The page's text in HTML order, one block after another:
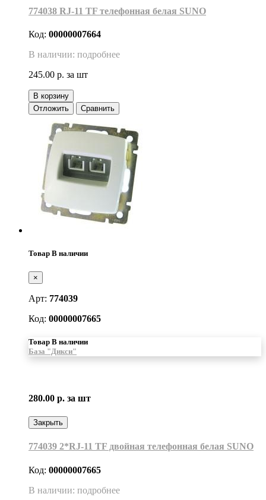
774038 RJ-11 TF телефонная белая SUNO
Код: 00000007664
В наличии: подробнее
245.00 р. за шт
В корзину
Отложить
Сравнить
Товар В наличии
×
Арт: 774039
Код: 00000007665
Товар В наличии
База "Дикси"
280.00 р. за шт
Закрыть
774039 2*RJ-11 TF двойная телефонная белая SUNO
Код: 00000007665
В наличии: подробнее